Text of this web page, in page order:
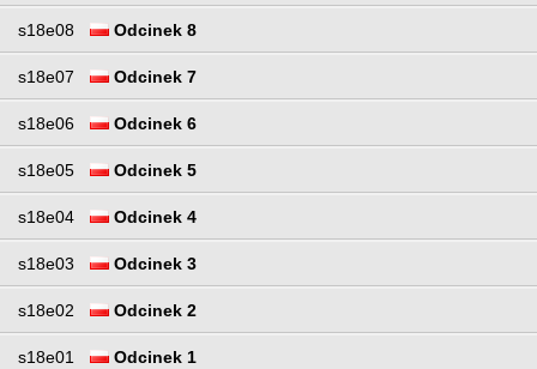
s18e08 Odcinek 8
s18e07 Odcinek 7
s18e06 Odcinek 6
s18e05 Odcinek 5
s18e04 Odcinek 4
s18e03 Odcinek 3
s18e02 Odcinek 2
s18e01 Odcinek 1